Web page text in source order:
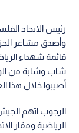
رئيس الاتحاد
وأصدق مشاعر
قائمة شهداء
شاب وشابة من
أصيبوا خلال هذا
الرجوب اتهم
الرياضية ومقار